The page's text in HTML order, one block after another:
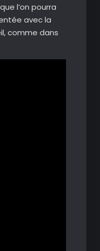
l’on pourra
avec la
comme dans